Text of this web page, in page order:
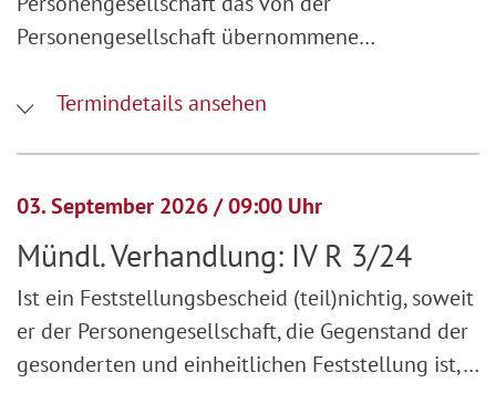
Personengesellschaft übernommene…
Termindetails ansehen
03. September 2026 / 09:00 Uhr
Mündl. Verhandlung: IV R 3/24
Ist ein Feststellungsbescheid (teil)nichtig, soweit
er der Personengesellschaft, die Gegenstand der
gesonderten und einheitlichen Feststellung ist,…